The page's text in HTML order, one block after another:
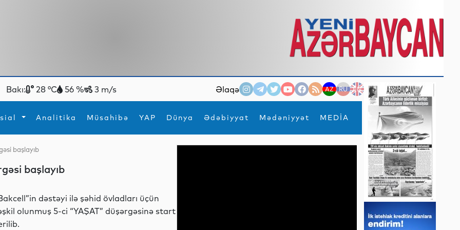
Bakı: 28 °C 56 % 3 m/s Əlaqə AZ RU EN
Analitika Müsahibə YAP Dünya Ədəbiyyat Mədəniyyət MEDİA
×
İdmanYeni texnologiyalar
başlayıb
başlayıb
dəstəyi ilə şəhid övladları üçün
olunmuş 5-ci “YAŞAT” düşərgəsinə start